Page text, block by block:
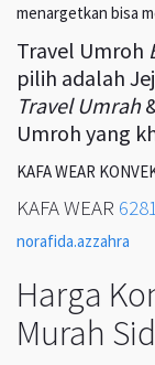
menargetkan bisa
Travel Umroh
pilih adalah
Travel Umrah
Umroh yang
KAFA WEAR
KAFA WEAR
norafida.azzahra
Harga
Murah